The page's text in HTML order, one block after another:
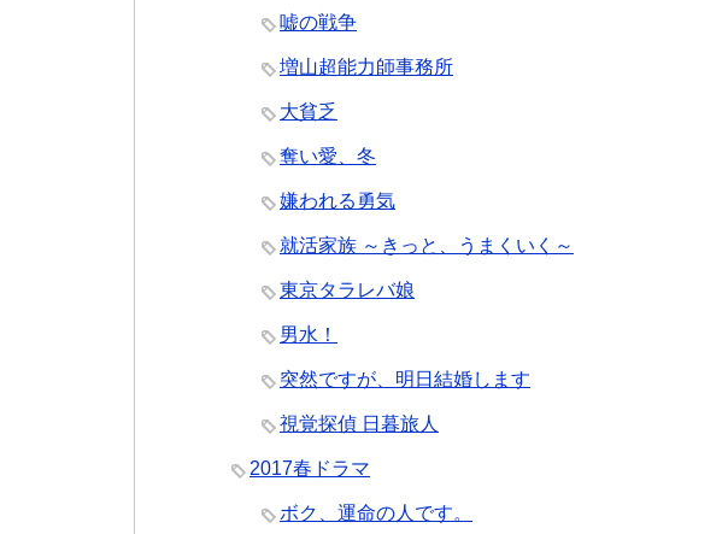
嘘の戦争
増山超能力師事務所
大貧乏
奪い愛、冬
嫌われる勇気
就活家族 ～きっと、うまくいく～
東京タラレバ娘
男水！
突然ですが、明日結婚します
視覚探偵 日暮旅人
2017春ドラマ
ボク、運命の人です。